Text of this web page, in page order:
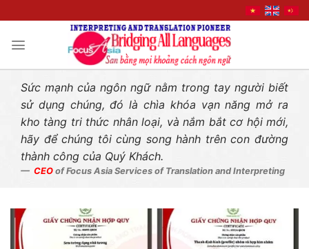
Sức mạnh của ngôn ngữ nằm trong tay người biết
sử dụng chúng, đó là chìa khóa vạn năng mở ra
kho tàng tri thức nhân loại, và nắm bắt cơ hội mới,
hãy để chúng tôi cùng song hành trên con đường
thành công của Quý Khách.
CEO of Focus Asia Services of Translation and Interpreting